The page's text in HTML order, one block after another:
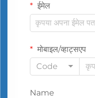
ईमेल
मोबाइल/व्हाट्सएप
Code
Name